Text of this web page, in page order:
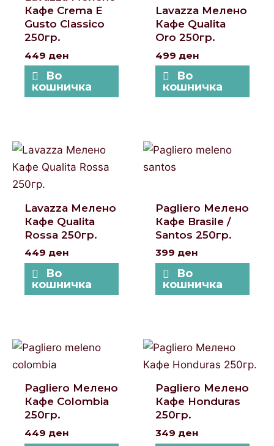
Кафе Crema E
Gusto Classico
250гр.
449 ден
Во
кошничка
Lavazza Мелено
Кафе Qualita
Oro 250гр.
499 ден
Во
кошничка
Lavazza Мелено
Кафе Qualita
Rossa 250гр.
449 ден
Во
кошничка
Pagliero Мелено
Кафе Brasile /
Santos 250гр.
399 ден
Во
кошничка
Pagliero Мелено
Кафе Colombia
250гр.
449 ден
Pagliero Мелено
Кафе Honduras
250гр.
349 ден